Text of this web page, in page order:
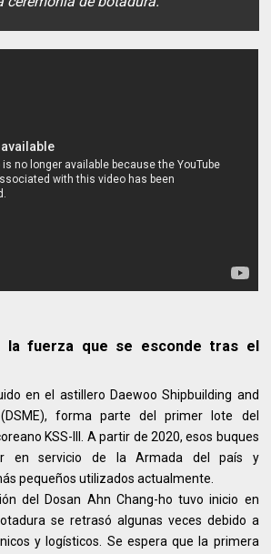
la fuerza que se esconde tras el
en el astillero Daewoo Shipbuilding and
(DSME), forma parte del primer lote del
KSS-III. A partir de 2020, esos buques
en servicio de la Armada del país y
pequeños utilizados actualmente.
del Dosan Ahn Chang-ho tuvo inicio en
se retrasó algunas veces debido a
y logísticos. Se espera que la primera